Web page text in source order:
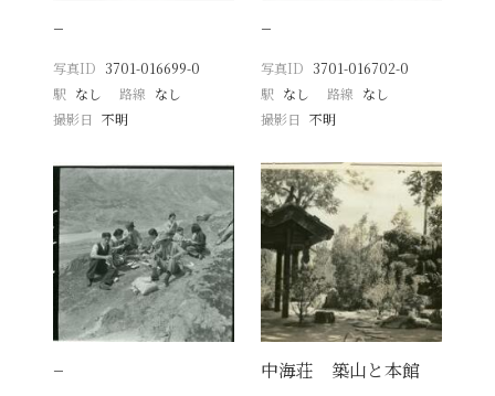
−
写真ID 3701-016699-0
駅 なし 路線 なし
撮影日
不明
−
写真ID 3701-016702-0
駅 なし 路線 なし
撮影日 不明
− 中海荘 築山と本館